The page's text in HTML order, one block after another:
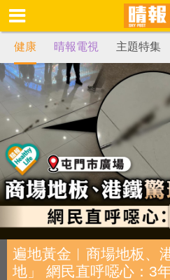
健康 晴報電視 主題特集
遍地黃金︳商場地板、
地」 網民直呼噁心：3